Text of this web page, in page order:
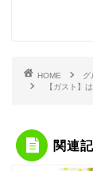
HOME
グ
【ガスト】
関連